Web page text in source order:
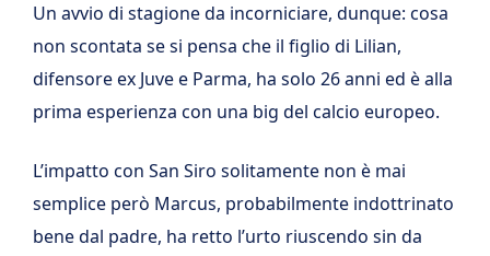
Un avvio di stagione da incorniciare, dunque: cosa
non scontata se si pensa che il figlio di Lilian,
difensore ex Juve e Parma, ha solo 26 anni ed è alla
prima esperienza con una big del calcio europeo.
L’impatto con San Siro solitamente non è mai
semplice però Marcus, probabilmente indottrinato
bene dal padre, ha retto l’urto riuscendo sin da